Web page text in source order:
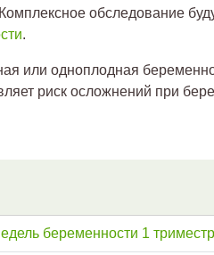
обследование
.
или одноплодная
риск осложнений при
беременности 1